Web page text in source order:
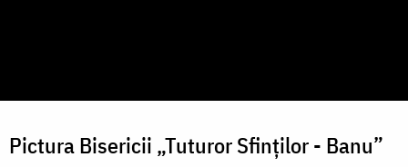
Pictura Bisericii „Tuturor Sfinților - Banu”